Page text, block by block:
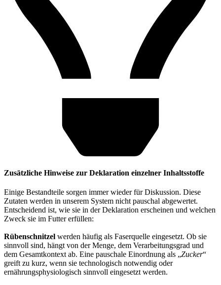
Zusätzliche Hinweise zur Deklaration einzelner Inhaltsstoffe
Einige Bestandteile sorgen immer wieder für Diskussion. Diese
Zutaten werden in unserem System nicht pauschal abgewertet.
Entscheidend ist, wie sie in der Deklaration erscheinen und welchen
Zweck sie im Futter erfüllen:
Rübenschnitzel werden häufig als Faserquelle eingesetzt. Ob sie
sinnvoll sind, hängt von der Menge, dem Verarbeitungsgrad und
dem Gesamtkontext ab. Eine pauschale Einordnung als „Zucker“
greift zu kurz, wenn sie technologisch notwendig oder
ernährungsphysiologisch sinnvoll eingesetzt werden.